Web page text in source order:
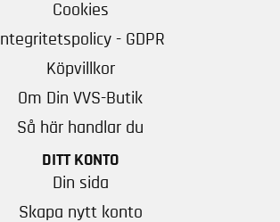
Cookies
Integritetspolicy - GDPR
Köpvillkor
Om Din VVS-Butik
Så här handlar du
DITT KONTO
Din sida
Skapa nytt konto